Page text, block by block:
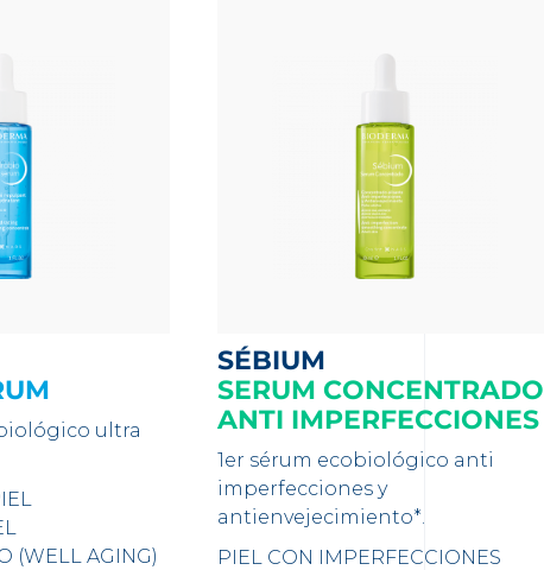
ultra
(WELL AGING)
SÉBIUM
SERUM CONCENTRADO
ANTI IMPERFECCIONES
1er sérum ecobiológico anti
imperfecciones y
antienvejecimiento*.
PIEL CON IMPERFECCIONES